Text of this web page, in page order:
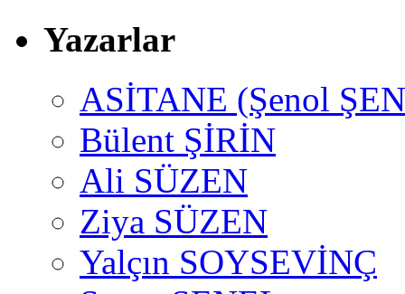
Yazarlar
ASİTANE (Şenol
Bülent ŞİRİN
Ali SÜZEN
Ziya SÜZEN
Yalçın SOYSEVİNÇ